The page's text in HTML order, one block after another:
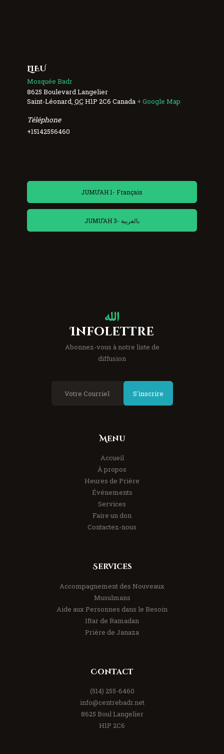
LIEU
Mosquée Badr
8625 Boulevard Langelier
Saint-Léonard QC H1P 2C6 Canada + Google Map
Téléphone
+15142556460
JUMU’AH 1- Français
JUMU’AH 3- بالعربية
Infolettre
Abonnez-vous à notre liste de
diffusion
S'inscrire
Menu
Accueil
À propos
Heures de Prière
Événements
Services
Faire un don
Contactez-nous
Services
Accompagnement des Nouveaux
Musulmans
Aide aux Personnes dans le Besoin
Iftar de Ramadan
Prière de Janaza
Contact
(514) 255-6460
info@centrebadr.net
8625 Boul Langelier
H1P 2C6